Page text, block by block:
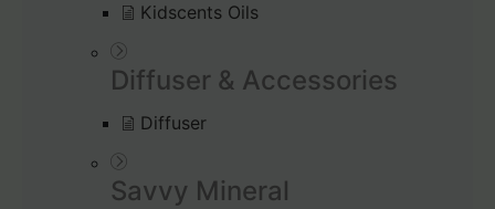
Kidscents Oils
Diffuser & Accessories
Diffuser
Savvy Mineral